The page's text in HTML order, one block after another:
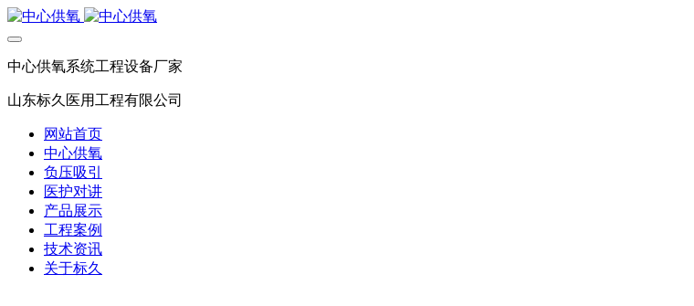
中心供氧系统工程设备厂家
山东标久医用工程有限公司
网站首页
中心供氧
负压吸引
医护对讲
产品展示
工程案例
技术资讯
关于标久